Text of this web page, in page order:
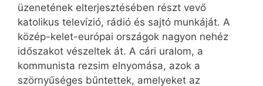
üzenetének elterjesztésében részt vevő
katolikus televízió, rádió és sajtó munkáját. A
közép-kelet-európai országok nagyon nehéz
időszakot vészeltek át. A cári uralom, a
kommunista rezsim elnyomása, azok a
szörnyűséges bűntettek, amelyeket az